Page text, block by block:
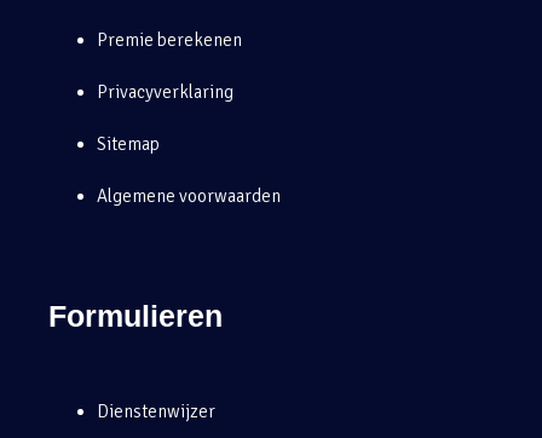
Premie berekenen
Privacyverklaring
Sitemap
Algemene voorwaarden
Formulieren
Dienstenwijzer